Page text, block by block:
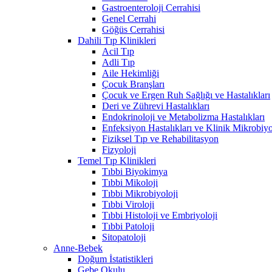
Gastroenteroloji Cerrahisi
Genel Cerrahi
Göğüs Cerrahisi
Dahili Tıp Klinikleri
Acil Tıp
Adli Tıp
Aile Hekimliği
Çocuk Branşları
Çocuk ve Ergen Ruh Sağlığı ve Hastalıkları
Deri ve Zührevi Hastalıkları
Endokrinoloji ve Metabolizma Hastalıkları
Enfeksiyon Hastalıkları ve Klinik
Fiziksel Tıp ve Rehabilitasyon
Fizyoloji
Temel Tıp Klinikleri
Tıbbi Biyokimya
Tıbbi Mikoloji
Tıbbi Mikrobiyoloji
Tıbbi Viroloji
Tıbbi Histoloji ve Embriyoloji
Tıbbi Patoloji
Sitopatoloji
Anne-Bebek
Doğum İstatistikleri
Gebe Okulu